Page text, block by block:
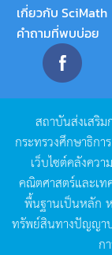
เกี่ยวกับ SciMath
คำถามที่พบบ่อย
สถาบันส่งเสริม
กระทรวงศึกษาธิการ
เว็บไซต์คลังควา
คณิตศาสตร์และเท
พื้นฐานเป็นหลัก
ทรัพย์สินทางปัญญา
ก